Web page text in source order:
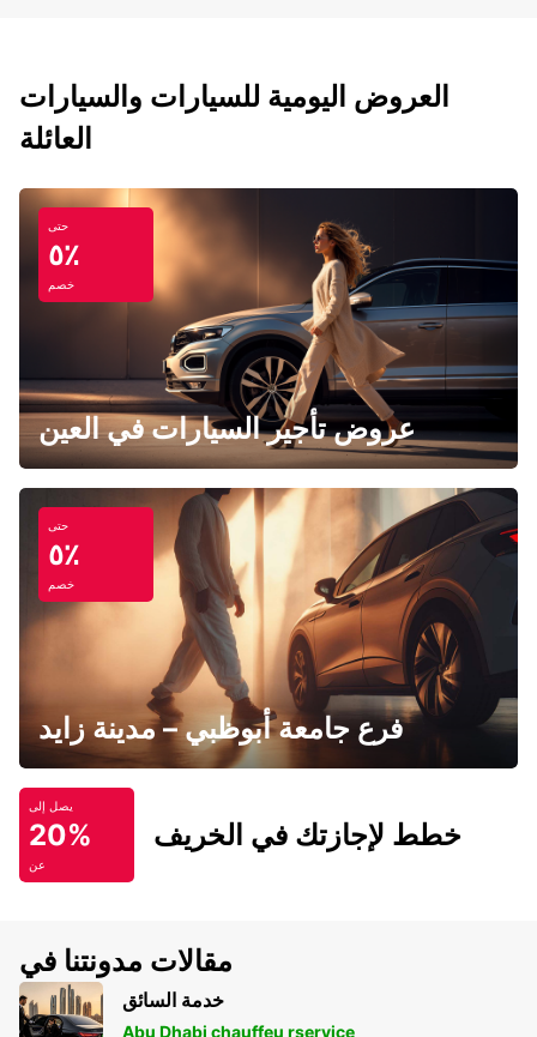
العروض اليومية للسيارات والسيارات
العائلة
حتى
٥٪
خصم
عروض تأجير السيارات في العين
حتى
٥٪
خصم
فرع جامعة أبوظبي – مدينة زايد
يصل إلى
20%
عن
خطط لإجازتك في الخريف
مقالات مدونتنا في
خدمة السائق
Abu Dhabi chauffeu rservice